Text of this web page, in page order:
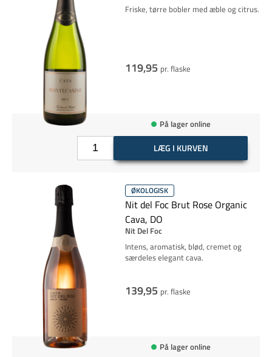
Friske, tørre bobler med æble og citrus.
119,95 pr. flaske
På lager online
LÆG I KURVEN
ØKOLOGISK
Nit del Foc Brut Rose Organic
Cava, DO
Nit Del Foc
Intens, aromatisk, blød, cremet og
særdeles elegant cava.
139,95 pr. flaske
På lager online